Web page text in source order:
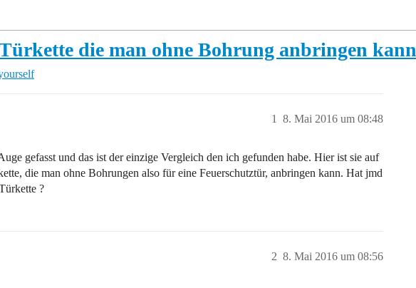
die man ohne Bohrung anbringen kann
8. Mai 2016 um 08:48
1
gefasst und das ist der einzige Vergleich den ich gefunden habe. Hier ist sie auf
die man ohne Bohrungen also für eine Feuerschutztür, anbringen kann. Hat jmd
?
8. Mai 2016 um 08:56
2